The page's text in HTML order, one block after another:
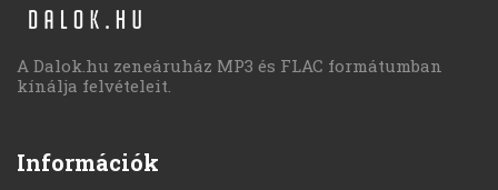
A Dalok.hu zeneáruház MP3 és FLAC formátumban
kínálja felvételeit.
Információk